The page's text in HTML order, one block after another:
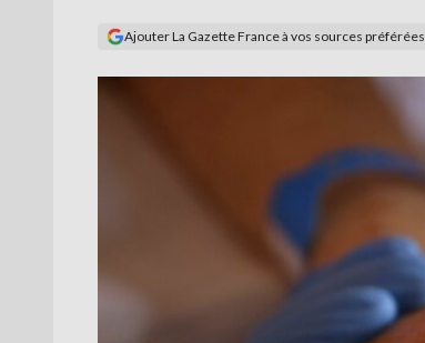
Ajouter La Gazette France à vos sources préférées